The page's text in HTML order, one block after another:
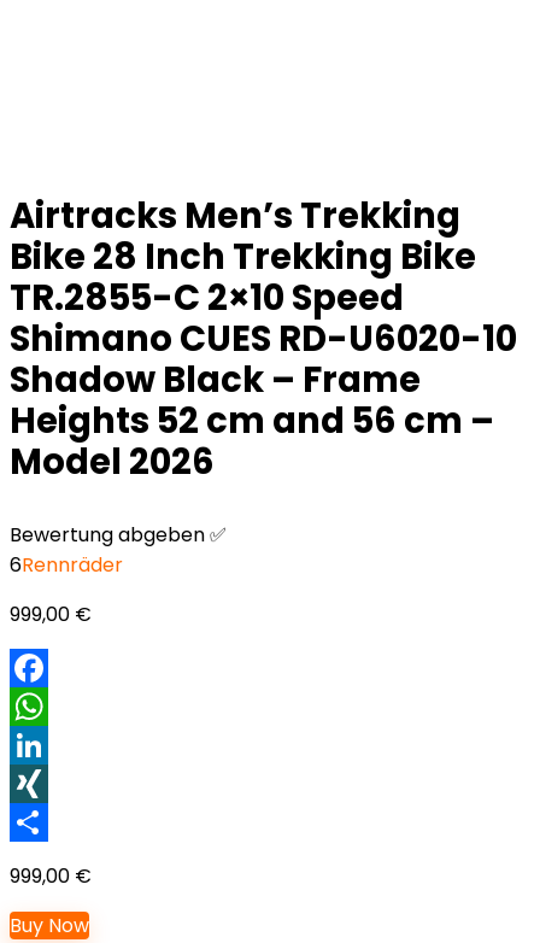
Airtracks Men’s Trekking
Bike 28 Inch Trekking Bike
TR.2855-C 2×10 Speed
Shimano CUES RD-U6020-10
Shadow Black – Frame
Heights 52 cm and 56 cm –
Model 2026
Bewertung abgeben ✅
6Rennräder
999,00 €
Facebook
WhatsApp
LinkedIn
XING
999,00 €
Buy Now